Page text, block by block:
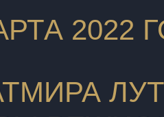
2022